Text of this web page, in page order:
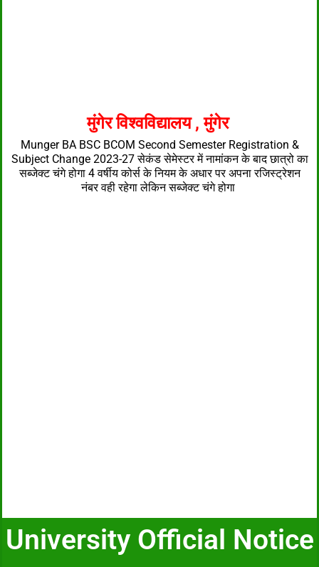
मुंगेर विश्वविद्यालय , मुंगेर
Munger BA BSC BCOM Second Semester Registration &
Subject Change 2023-27 सेकंड सेमेस्टर में नामांकन के बाद छात्रो का
सब्जेक्ट चंगे होगा 4 वर्षीय कोर्स के नियम के अधार पर अपना रजिस्ट्रेशन
नंबर वही रहेगा लेकिन सब्जेक्ट चंगे होगा
University Official Notice